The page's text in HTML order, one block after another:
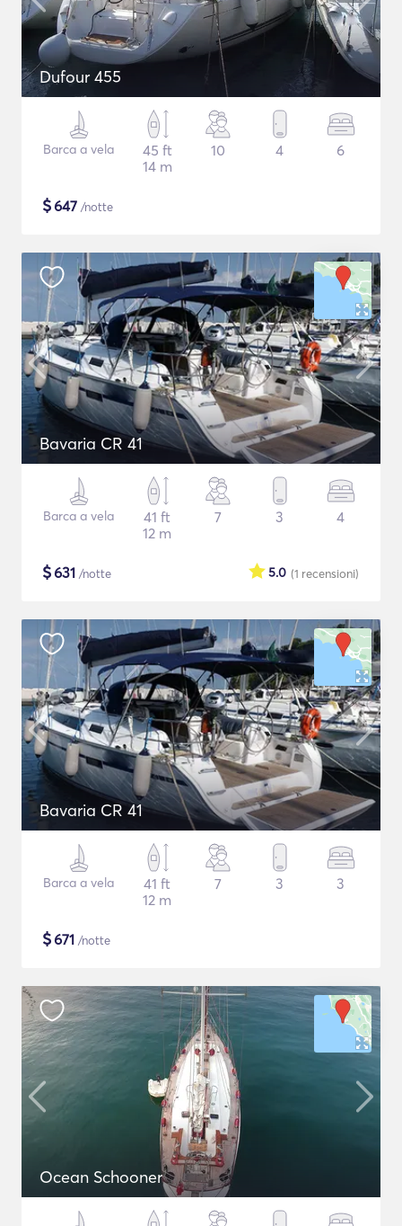
Dufour 455
Barca a vela
45 ft
14 m
10 4 6
$647 /notte
Bavaria CR 41
Barca a vela
41 ft
12 m
7 3 4
$631 /notte (1 recensioni)
5.0
Bavaria CR 41
Barca a vela
41 ft
12 m
7 3 3
$671 /notte
Ocean Schooner